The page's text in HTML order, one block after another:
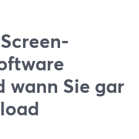
wann Sie gar